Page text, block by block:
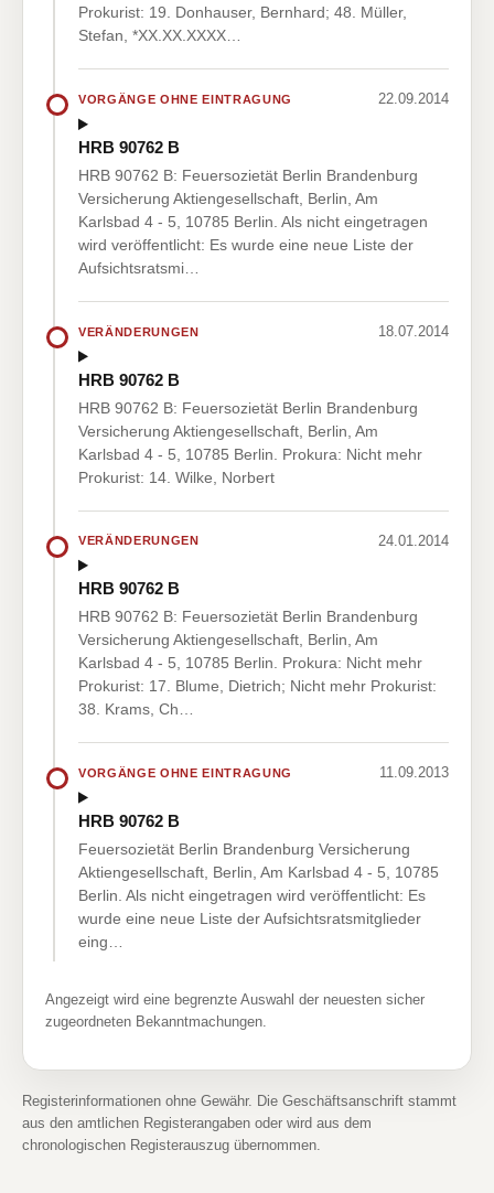
Prokurist: 19. Donhauser, Bernhard; 48. Müller,
Stefan, *XX.XX.XXXX…
VORGÄNGE OHNE EINTRAGUNG 22.09.2014
HRB 90762 B
HRB 90762 B: Feuersozietät Berlin Brandenburg
Versicherung Aktiengesellschaft, Berlin, Am
Karlsbad 4 - 5, 10785 Berlin. Als nicht eingetragen
wird veröffentlicht: Es wurde eine neue Liste der
Aufsichtsratsmi…
VERÄNDERUNGEN 18.07.2014
HRB 90762 B
HRB 90762 B: Feuersozietät Berlin Brandenburg
Versicherung Aktiengesellschaft, Berlin, Am
Karlsbad 4 - 5, 10785 Berlin. Prokura: Nicht mehr
Prokurist: 14. Wilke, Norbert
VERÄNDERUNGEN 24.01.2014
HRB 90762 B
HRB 90762 B: Feuersozietät Berlin Brandenburg
Versicherung Aktiengesellschaft, Berlin, Am
Karlsbad 4 - 5, 10785 Berlin. Prokura: Nicht mehr
Prokurist: 17. Blume, Dietrich; Nicht mehr Prokurist:
38. Krams, Ch…
VORGÄNGE OHNE EINTRAGUNG 11.09.2013
HRB 90762 B
Feuersozietät Berlin Brandenburg Versicherung
Aktiengesellschaft, Berlin, Am Karlsbad 4 - 5, 10785
Berlin. Als nicht eingetragen wird veröffentlicht: Es
wurde eine neue Liste der Aufsichtsratsmitglieder
eing…
Angezeigt wird eine begrenzte Auswahl der neuesten sicher
zugeordneten Bekanntmachungen.
Registerinformationen ohne Gewähr. Die Geschäftsanschrift stammt
aus den amtlichen Registerangaben oder wird aus dem
chronologischen Registerauszug übernommen.